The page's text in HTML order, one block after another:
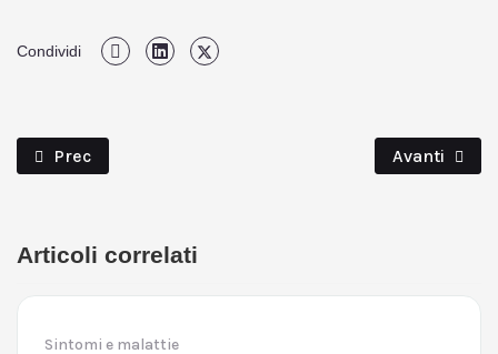
Condividi
Articolo Precedente: Vuoi Un Animale Esotico? Cose
Prec Articolo
Avanti
Articoli correlati
Sintomi e malattie